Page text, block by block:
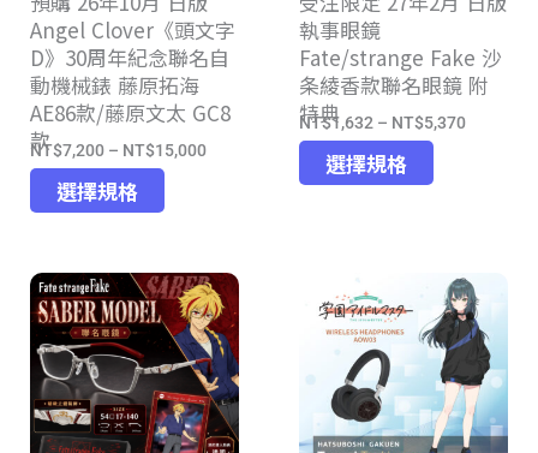
面
選
擇
選
項
Angel Clover《頭文字
D》30周年紀念聯名自
動機械錶 藤原拓海
AE86款/藤原文太 GC8
款
NT$7,200 – NT$15,000價
NT$7,200
到
NT$15,000
選擇規格
產
有
多
種
款
式。
可
執事眼鏡
Fate/strange Fake 沙
条綾香款聯名眼鏡 附
特典
NT$1,632 – NT$5,370價
到
NT$5,370
選擇規格
產
種
款
式。
可
在